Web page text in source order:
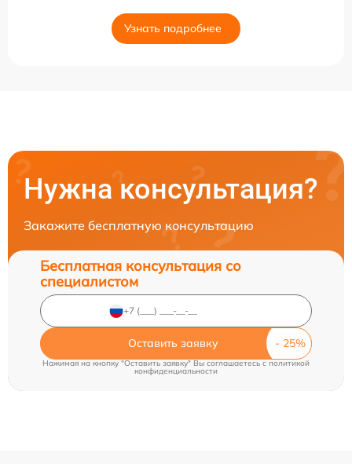
Узнать подробнее
Нужна консультация?
Закажите бесплатную консультацию
Бесплатная консультация со
специалистом
Оставить заявку
Нажимая на кнопку "Оставить заявку" Вы соглашаетесь cполитикой
конфиденциальности